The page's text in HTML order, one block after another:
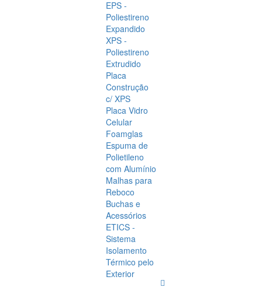
EPS -
Poliestireno
Expandido
XPS -
Poliestireno
Extrudido
Placa
Construção
c/ XPS
Placa Vidro
Celular
Foamglas
Espuma de
Polietileno
com Alumínio
Malhas para
Reboco
Buchas e
Acessórios
ETICS -
Sistema
Isolamento
Térmico pelo
Exterior